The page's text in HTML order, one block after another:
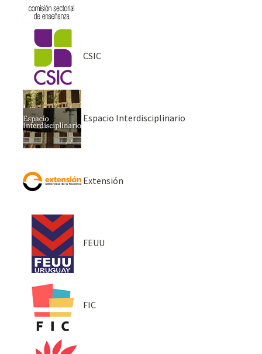
CSIC
Espacio Interdisciplinario
Extensión
FEUU
FIC